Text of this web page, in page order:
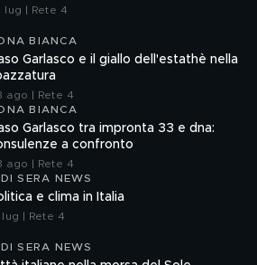
lug | Rete 4
BIANCA
Garlasco e il giallo dell'estathè nella
ago | Rete 4
BIANCA
Garlasco tra impronta 33 e dna:
a confronto
ago | Rete 4
SERA NEWS
e clima in Italia
lug | Rete 4
SERA NEWS